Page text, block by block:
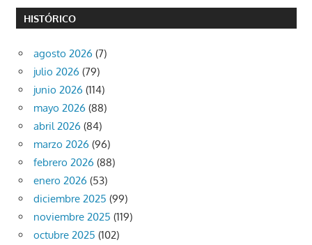
HISTÓRICO
agosto 2026 (7)
julio 2026 (79)
junio 2026 (114)
mayo 2026 (88)
abril 2026 (84)
marzo 2026 (96)
febrero 2026 (88)
enero 2026 (53)
diciembre 2025 (99)
noviembre 2025 (119)
octubre 2025 (102)